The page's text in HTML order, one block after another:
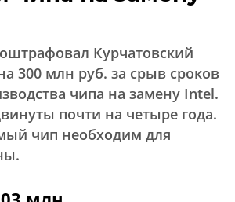
Курчатовский
300 млн руб. за срыв сроков
чипа на замену Intel.
почти на четыре года.
чип необходим для